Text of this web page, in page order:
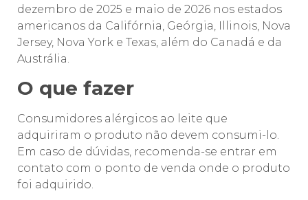
dezembro de 2025 e maio de 2026 nos estados
americanos da Califórnia, Geórgia, Illinois, Nova
Jersey, Nova York e Texas, além do Canadá e da
Austrália.
O que fazer
Consumidores alérgicos ao leite que
adquiriram o produto não devem consumi-lo.
Em caso de dúvidas, recomenda-se entrar em
contato com o ponto de venda onde o produto
foi adquirido.